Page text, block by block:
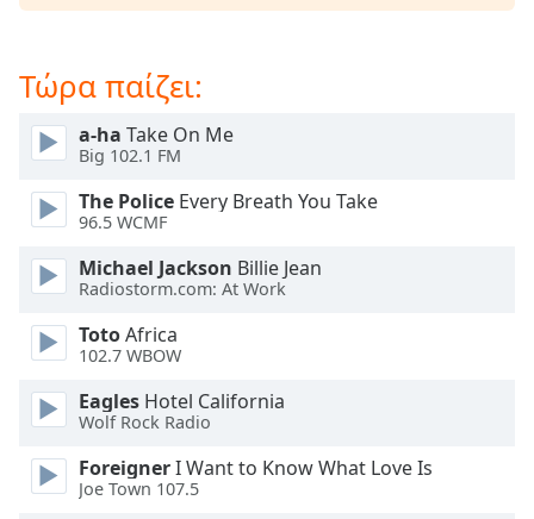
dialog
off
selected
Audio
Track
Picture-
in-
Fullscreen
This
window.
Beginning
Τώρα παίζει:
a-ha Take On Me
Big 102.1 FM
The Police Every Breath You Take
96.5 WCMF
Michael Jackson Billie Jean
Radiostorm.com: At Work
TotoAfrica
102.7 WBOW
Eagles Hotel California
Wolf Rock Radio
ForeignerI Want to Know What Love Is
Joe Town 107.5